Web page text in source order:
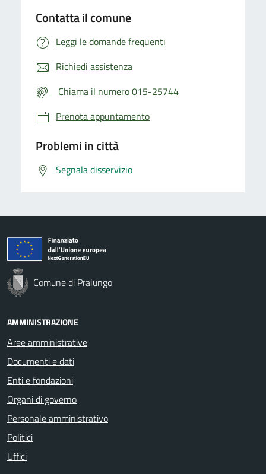
Contatta il comune
Leggi le domande frequenti
Richiedi assistenza
Chiama il numero 015-25744
Prenota appuntamento
Problemi in città
Segnala disservizio
Comune di Pralungo
AMMINISTRAZIONE
Aree amministrative
Documenti e dati
Enti e fondazioni
Organi di governo
Personale amministrativo
Politici
Uffici